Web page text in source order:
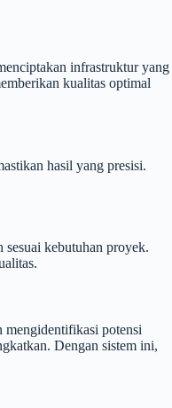
infrastruktur yang
kualitas optimal
hasil yang presisi.
sesuai kebutuhan proyek.
mengidentifikasi potensi
Dengan sistem ini,